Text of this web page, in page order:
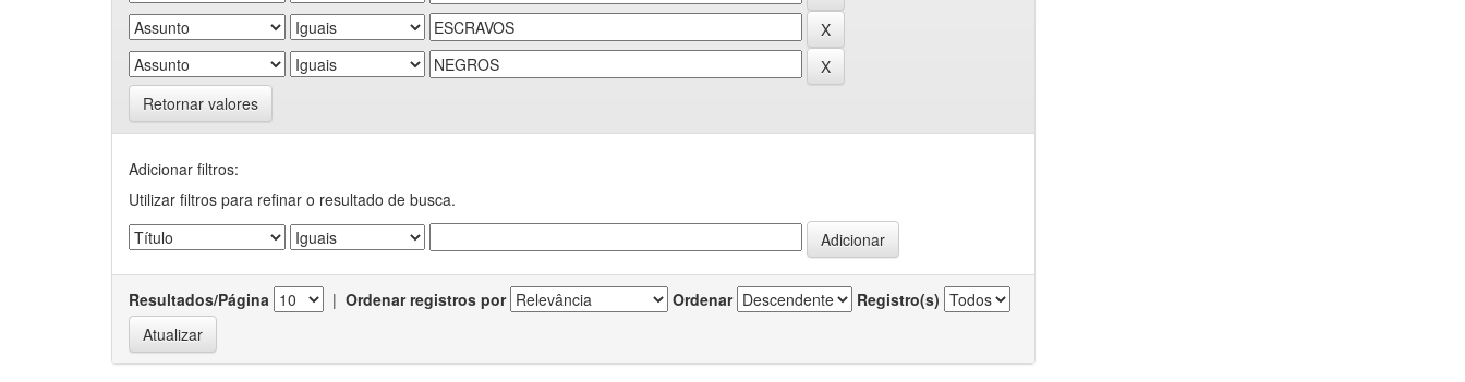
Retornar valores
Adicionar filtros:
Utilizar filtros para refinar o resultado de busca.
Resultados/Página | Ordenar registros por Ordenar Registro(s)